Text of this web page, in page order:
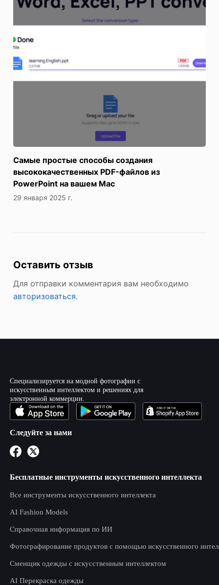
Самые простые способы создания
высококачественных PDF-файлов из
PowerPoint на вашем Mac
29 января 2025 г.
Оставить отзыв
Для отправки комментария вам необходимо
авторизоваться.
Специализируется на модной фотографии с
искусственным интеллектом и решениях для
электронной коммерции.
Следуйте за нами
Бесплатные инструменты искусственного интеллекта
Все инструменты искусственного интеллекта
AI Fashion Models
Справочная информация по ИИ
Фотографирование продуктов с помощью искусственного
Сменщик одежды с искусственным интеллектом
AI Перекраска одежды